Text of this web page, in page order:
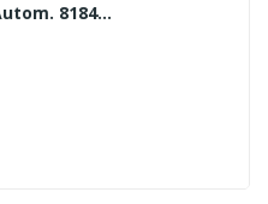
8184...